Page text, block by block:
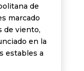
de
marcado
de viento,
en la
estables a